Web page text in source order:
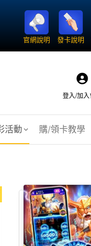
官網說明 發卡說明
登入/加入
活動 購/領卡教學